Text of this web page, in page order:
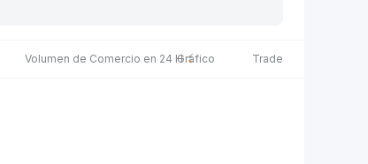
Volumen de Comercio en 24 HGráfico Trade